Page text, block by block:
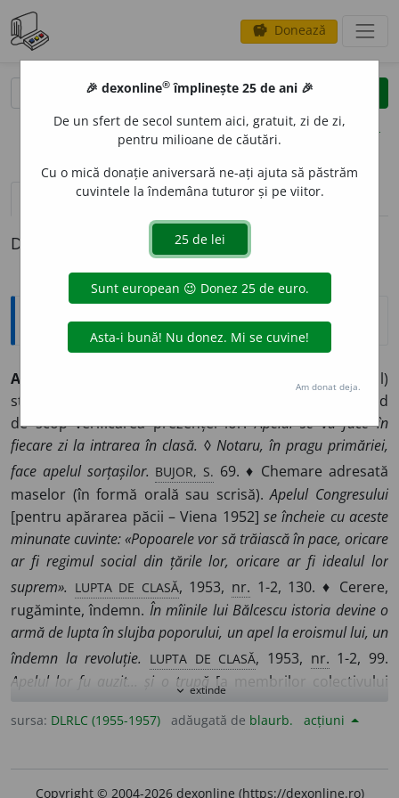
savings Donează
clear
opțiuni
definiții (1) pronunțievolume_up (50)
Definiția cu ID-ul 894012:
Explicative DEX
AP
Chemare, strigare; (în special)
strigare a numelor membrilor unei colectivități, avînd
de scop verificarea prezenței lor.Apelul se va face în
fiecare zi la intrarea în clasă. ◊ Notaru, în pragu primăriei,
face apelul sorțașilor. BUJOR, S. 69. ♦ Chemare adresată
maselor (în formă orală sau scrisă).Apelul Congresului
[pentru apărarea păcii – Viena 1952] se încheie cu aceste
minunate cuvinte: «Popoarele vor să trăiască în pace, oricare
ar fi regimul social din țările lor, oricare ar fi idealul lor
suprem». LUPTA DE CLASĂ, 1953, nr. 1-2, 130. ♦ Cerere,
rugăminte, îndemn. În mîinile lui Bălcescu istoria devine o
armă de lupta în slujba poporului, un apel la eroismul lui, un
îndemn la revoluție. LUPTA DE CLASĂ, 1953, nr. 1-2, 99.
Apelul lor fu auzit... și o trupă [a membrilor colectivului
343. ◊Expr. A face apel la cineva(saula ceva) = a se
recurge, a apela la cineva sau la ceva.A trebuit să facă
expand_more extinde
sursa: DLRLC (1955-1957) adăugată de blaurb. acțiuni
Copyright © 2004-2026 dexonline (https://dexonline.ro)
🎉 dexonline® împlinește 25 de ani 🎉
De un sfert de secol suntem aici, gratuit, zi de zi,
pentru milioane de căutări.
Cu o mică donație aniversară ne-ați ajuta să păstrăm
cuvintele la îndemâna tuturor și pe viitor.
Am donat deja.